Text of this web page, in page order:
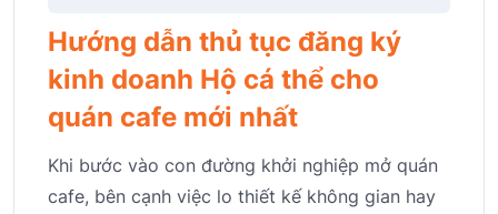
Hướng dẫn thủ tục đăng ký
kinh doanh Hộ cá thể cho
quán cafe mới nhất
Khi bước vào con đường khởi nghiệp mở quán
cafe, bên cạnh việc lo thiết kế không gian hay